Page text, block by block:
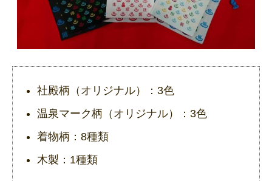
社殿柄（オリジナル）：3色
温泉マーク柄（オリジナル）：3色
着物柄：8種類
木製：1種類